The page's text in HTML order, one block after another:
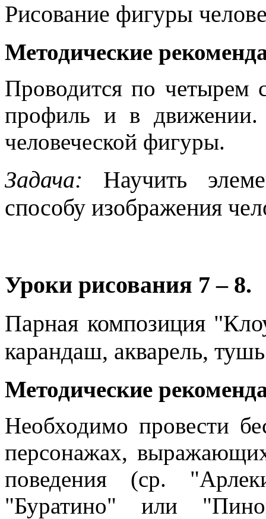
Рисование фигуры
Методические
Проводится по четырем
профиль и в движении.
человеческой фигуры.
Задача: Научить
способу изображения
Уроки рисования 7 – 8.
Парная композиция
карандаш, акварель,
Методические
Необходимо провести
персонажах,
поведения (ср.
"Буратино"
или